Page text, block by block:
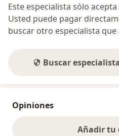
Este especialista sólo
Usted puede pagar
buscar otro especialista
Buscar
Opiniones
Añadir tu